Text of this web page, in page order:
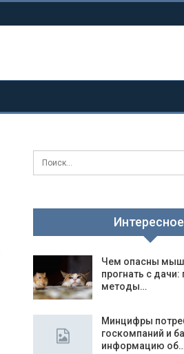
Чем опасны
прогнать с
методы…
Минцифры
госкомпаний и
информацию об…